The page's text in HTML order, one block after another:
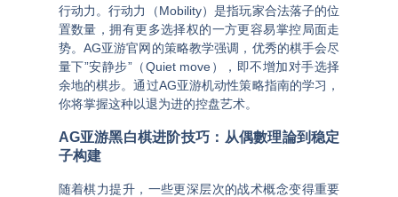
行动力 。行动力（Mobility）是指玩家合法落子的位
置数量，拥有更多选择权的一方更容易掌控局面走
势。 AG亚游官网 的策略教学强调，优秀的棋手会尽
量下”安静步”（Quiet move），即不增加对手选择
余地的棋步。通过AG亚游机动性策略指南的学习，
你将掌握这种以退为进的控盘艺术。
AG亚游黑白棋进阶技巧 ：从偶數理論到稳定
子构建
随着棋力提升，一些更深层次的战术概念变得重要